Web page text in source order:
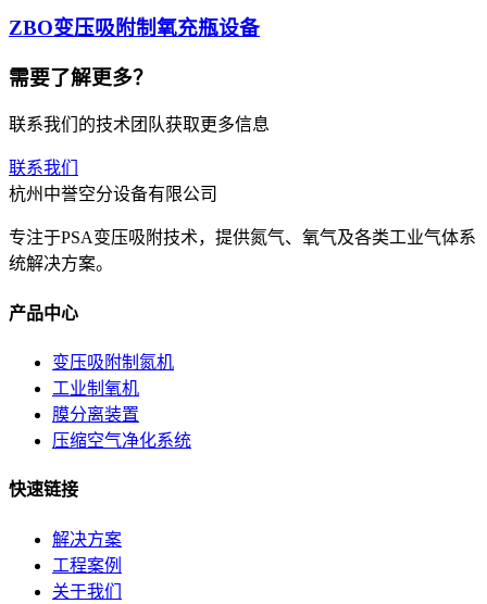
ZBO变压吸附制氧充瓶设备
需要了解更多？
联系我们的技术团队获取更多信息
联系我们
杭州中誉空分设备有限公司
专注于PSA变压吸附技术，提供氮气、氧气及各类工业气体系
统解决方案。
产品中心
变压吸附制氮机
工业制氧机
膜分离装置
压缩空气净化系统
快速链接
解决方案
工程案例
关于我们